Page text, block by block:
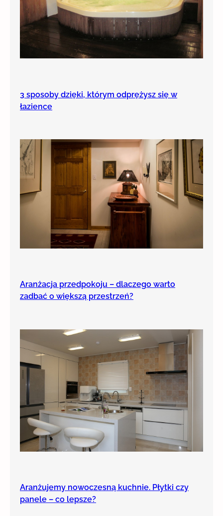
3 sposoby dzięki, którym odprężysz się w
łazience
Aranżacja przedpokoju – dlaczego warto
zadbać o większą przestrzeń?
Aranżujemy nowoczesną kuchnie. Płytki czy
panele – co lepsze?